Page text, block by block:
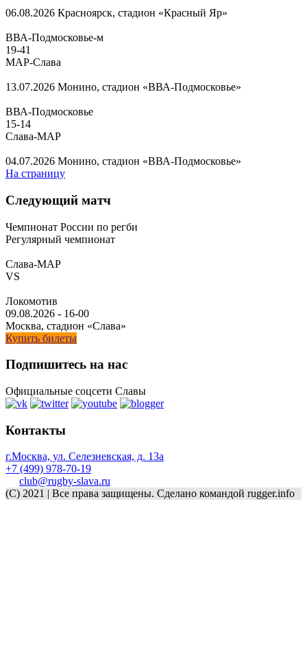
06.08.2026 Красноярск, стадион «Красный Яр»
ВВА-Подмосковье-м
19-41
МАР-Слава
13.07.2026 Монино, стадион «ВВА-Подмосковье»
ВВА-Подмосковье
15-14
Слава-МАР
04.07.2026 Монино, стадион «ВВА-Подмосковье»
На страницу
Следующий матч
Чемпионат России по регби
Регулярный чемпионат
Слава-МАР
VS
Локомотив
09.08.2026 - 16-00
Москва, стадион «Слава»
Купить билеты
Подпишитесь на нас
Официальные соцсети Славы
Контакты
г.Москва, ул. Селезневская, д. 13a
+7 (499) 978-70-19
club@rugby-slava.ru
(C) 2021 | Все права защищены. Сделано командой rugger.info